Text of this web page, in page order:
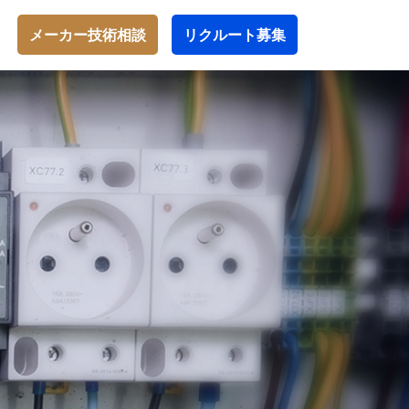
メーカー技術相談 リクルート募集